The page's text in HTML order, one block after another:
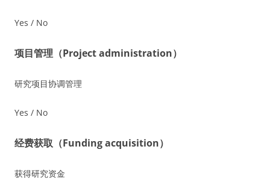
Yes / No
项目管理（Project administration）
研究项目协调管理
Yes / No
经费获取（Funding acquisition）
获得研究资金